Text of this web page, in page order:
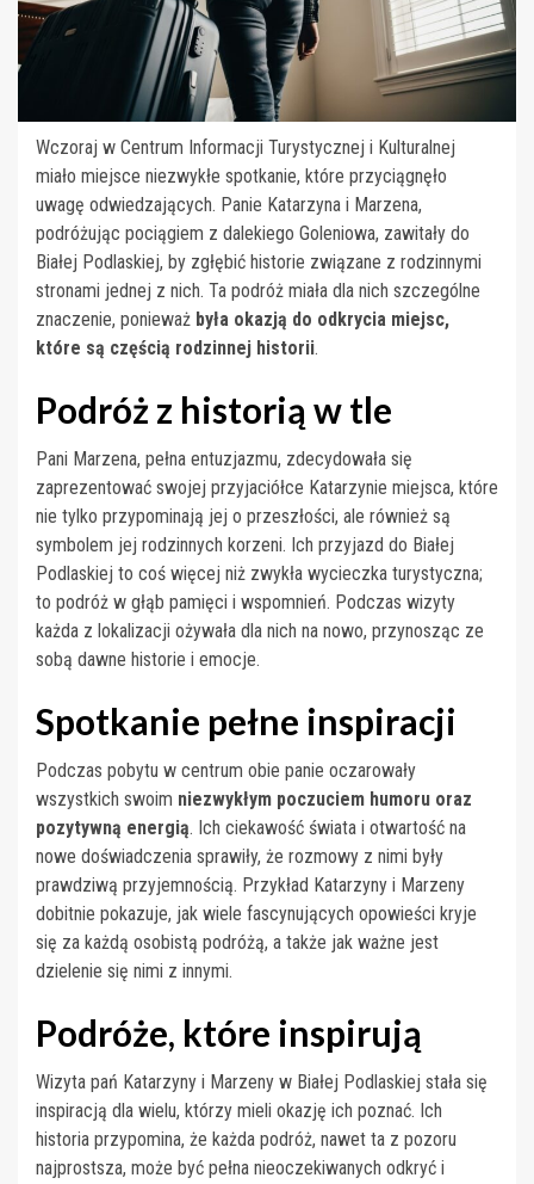
Wczoraj w Centrum Informacji Turystycznej i Kulturalnej
miało miejsce niezwykłe spotkanie, które przyciągnęło
uwagę odwiedzających. Panie Katarzyna i Marzena,
podróżując pociągiem z dalekiego Goleniowa, zawitały do
Białej Podlaskiej, by zgłębić historie związane z rodzinnymi
stronami jednej z nich. Ta podróż miała dla nich szczególne
znaczenie, ponieważ była okazją do odkrycia miejsc,
które są częścią rodzinnej historii.
Podróż z historią w tle
Pani Marzena, pełna entuzjazmu, zdecydowała się
zaprezentować swojej przyjaciółce Katarzynie miejsca, które
nie tylko przypominają jej o przeszłości, ale również są
symbolem jej rodzinnych korzeni. Ich przyjazd do Białej
Podlaskiej to coś więcej niż zwykła wycieczka turystyczna;
to podróż w głąb pamięci i wspomnień. Podczas wizyty
każda z lokalizacji ożywała dla nich na nowo, przynosząc ze
sobą dawne historie i emocje.
Spotkanie pełne inspiracji
Podczas pobytu w centrum obie panie oczarowały
wszystkich swoim niezwykłym poczuciem humoru oraz
pozytywną energią. Ich ciekawość świata i otwartość na
nowe doświadczenia sprawiły, że rozmowy z nimi były
prawdziwą przyjemnością. Przykład Katarzyny i Marzeny
dobitnie pokazuje, jak wiele fascynujących opowieści kryje
się za każdą osobistą podróżą, a także jak ważne jest
dzielenie się nimi z innymi.
Podróże, które inspirują
Wizyta pań Katarzyny i Marzeny w Białej Podlaskiej stała się
inspiracją dla wielu, którzy mieli okazję ich poznać. Ich
historia przypomina, że każda podróż, nawet ta z pozoru
najprostsza, może być pełna nieoczekiwanych odkryć i